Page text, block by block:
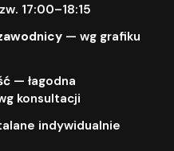
17:00–18:15
— wg grafiku
— łagodna
konsultacji
indywidualnie